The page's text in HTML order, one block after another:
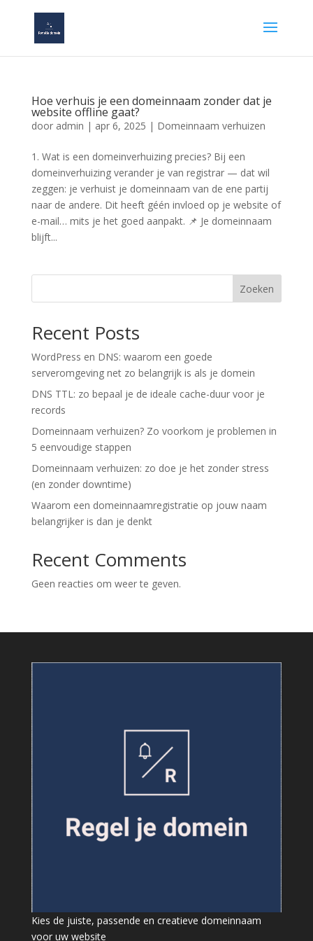
Hoe verhuis je een domeinnaam zonder dat je
website offline gaat?
door admin | apr 6, 2025 | Domeinnaam verhuizen
1. Wat is een domeinverhuizing precies? Bij een
domeinverhuizing verander je van registrar — dat wil
zeggen: je verhuist je domeinnaam van de ene partij
naar de andere. Dit heeft géén invloed op je website of
e-mail… mits je het goed aanpakt. 📌 Je domeinnaam
blijft...
Zoeken
Recent Posts
WordPress en DNS: waarom een goede
serveromgeving net zo belangrijk is als je domein
DNS TTL: zo bepaal je de ideale cache-duur voor je
records
Domeinnaam verhuizen? Zo voorkom je problemen in
5 eenvoudige stappen
Domeinnaam verhuizen: zo doe je het zonder stress
(en zonder downtime)
Waarom een domeinnaamregistratie op jouw naam
belangrijker is dan je denkt
Recent Comments
Geen reacties om weer te geven.
Kies de juiste, passende en creatieve domeinnaam
voor uw website